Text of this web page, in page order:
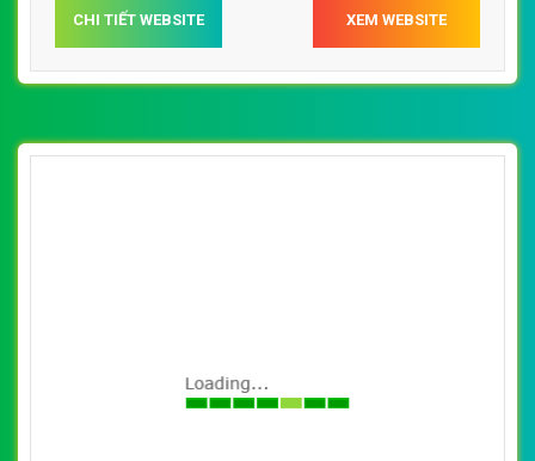
túi chườm dungcuykhoatiendungcom
CHI TIẾT WEBSITE XEM WEBSITE